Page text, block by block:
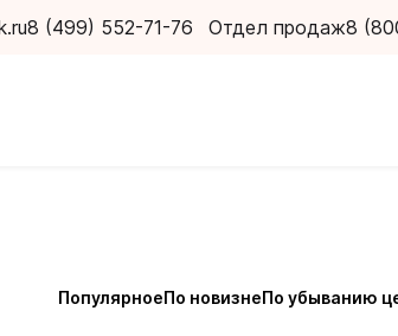
8 (499) 552-71-76 Отдел продаж8
ПопулярноеПо новизнеПо убыванию